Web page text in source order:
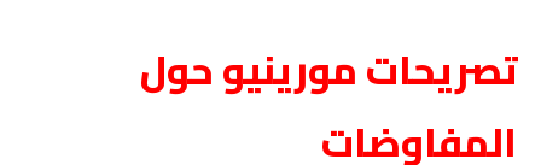
تصريحات مورينيو حول
المفاوضات